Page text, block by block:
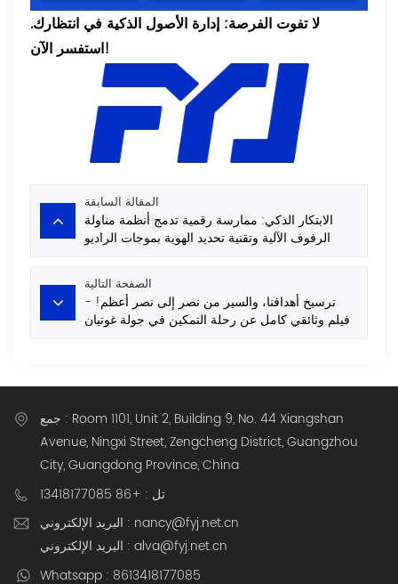
لا تفوت الفرصة: إدارة الأصول الذكية في انتظارك.
استفسر الآن!
المقالة السابقة
الابتكار الذكي: ممارسة رقمية تدمج أنظمة مناولة
الرفوف الآلية وتقنية تحديد الهوية بموجات الراديو
الصفحة التالية
ترسيخ أهدافنا، والسير من نصر إلى نصر أعظم! -
فيلم وثائقي كامل عن رحلة التمكين في جولة غوتيان
جمع : Room 1101, Unit 2, Building 9, No. 44 Xiangshan
Avenue, Ningxi Street, Zengcheng District, Guangzhou
City, Guangdong Province, China
تل : +86 13418177085
البريد الإلكتروني : nancy@fyj.net.cn
البريد الإلكتروني : alva@fyj.net.cn
Whatsapp : 8613418177085